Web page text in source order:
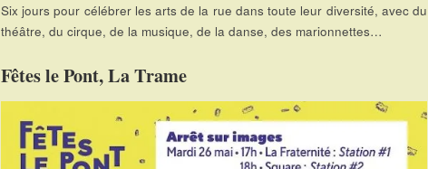
Six jours pour célébrer les arts de la rue dans toute leur diversité, avec du
théâtre, du cirque, de la musique, de la danse, des marionnettes…
Fêtes le Pont, La Trame